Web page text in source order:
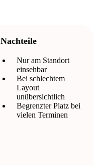
Nachteile
Nur am Standort
einsehbar
Bei schlechtem
Layout
unübersichtlich
Begrenzter Platz bei
vielen Terminen